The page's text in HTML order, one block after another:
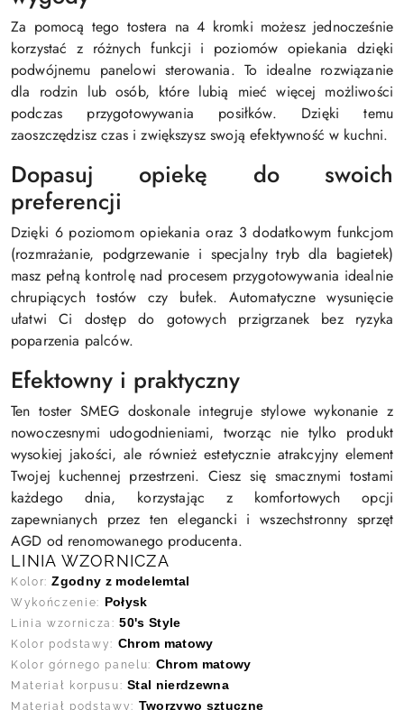
Za pomocą tego tostera na 4 kromki możesz jednocześnie
korzystać z różnych funkcji i poziomów opiekania dzięki
podwójnemu panelowi sterowania. To idealne rozwiązanie
dla rodzin lub osób, które lubią mieć więcej możliwości
podczas przygotowywania posiłków. Dzięki temu
zaoszczędzisz czas i zwiększysz swoją efektywność w kuchni.
Dopasuj opiekę do swoich
preferencji
Dzięki 6 poziomom opiekania oraz 3 dodatkowym funkcjom
(rozmrażanie, podgrzewanie i specjalny tryb dla bagietek)
masz pełną kontrolę nad procesem przygotowywania idealnie
chrupiących tostów czy bułek. Automatyczne wysunięcie
ułatwi Ci dostęp do gotowych przigrzanek bez ryzyka
poparzenia palców.
Efektowny i praktyczny
Ten toster SMEG doskonale integruje stylowe wykonanie z
nowoczesnymi udogodnieniami, tworząc nie tylko produkt
wysokiej jakości, ale również estetycznie atrakcyjny element
Twojej kuchennej przestrzeni. Ciesz się smacznymi tostami
każdego dnia, korzystając z komfortowych opcji
zapewnianych przez ten elegancki i wszechstronny sprzęt
AGD od renomowanego producenta.
LINIA WZORNICZA
Kolor: Zgodny z modelemtal
Wykończenie: Połysk
Linia wzornicza:50's Style
Kolor podstawy: Chrom matowy
Kolor górnego panelu: Chrom matowy
Materiał korpusu: Stal nierdzewna
Materiał podstawy: Tworzywo sztuczne